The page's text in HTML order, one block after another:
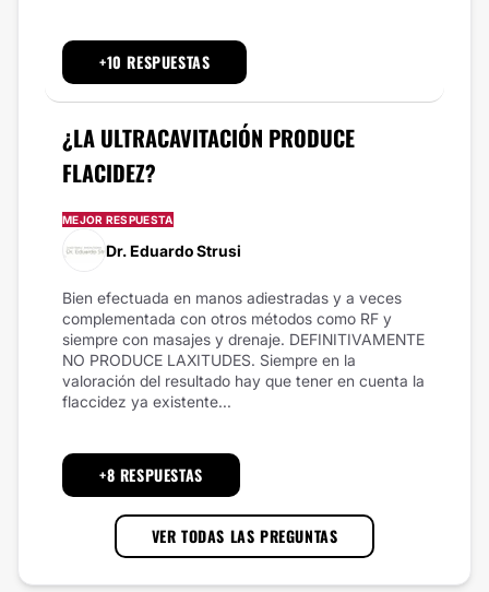
+10 RESPUESTAS
¿LA ULTRACAVITACIÓN PRODUCE
FLACIDEZ?
MEJOR RESPUESTA
Dr. Eduardo Strusi
Bien efectuada en manos adiestradas y a veces
complementada con otros métodos como RF y
siempre con masajes y drenaje. DEFINITIVAMENTE
NO PRODUCE LAXITUDES. Siempre en la
valoración del resultado hay que tener en cuenta la
flaccidez ya existente...
+8 RESPUESTAS
VER TODAS LAS PREGUNTAS